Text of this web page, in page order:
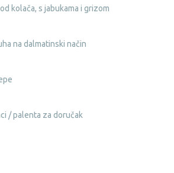
kolača, s jabukama i grizom
na dalmatinski način
/ palenta za doručak